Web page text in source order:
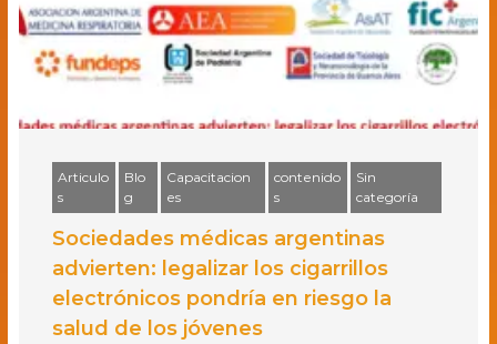
Articulo
s
Blo
g
Capacitacion
es
contenido
s
Sin
categoría
Sociedades médicas argentinas
advierten: legalizar los cigarrillos
electrónicos pondría en riesgo la
salud de los jóvenes